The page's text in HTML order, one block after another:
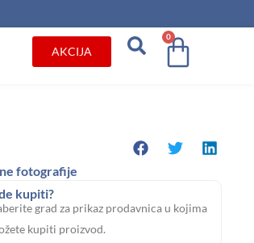
AKCIJA
0
Cart
fotografije
kupiti?
grad za prikaz prodavnica u kojima
kupiti proizvod.